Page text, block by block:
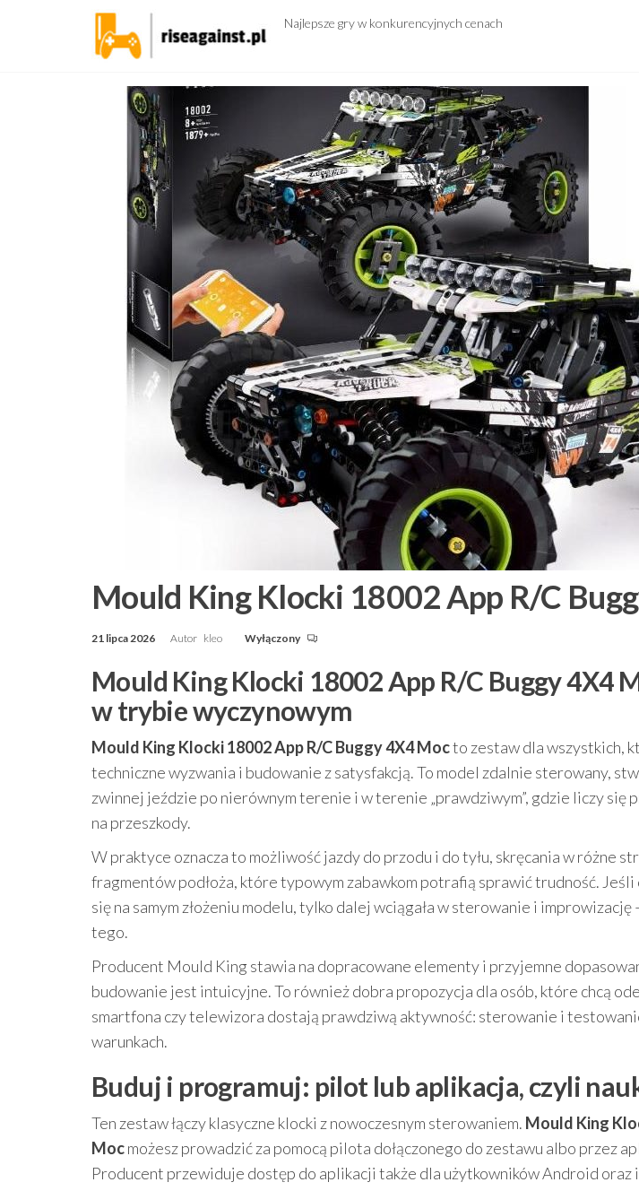
Najlepsze gry w konkurencyjnych cenach
Mould King Klocki 18002 App R/C
21 lipca 2026 Autor kleo Wyłączony
Mould King Klocki 18002 App R/C Buggy 4X4
w trybie wyczynowym
Mould King Klocki 18002 App R/C Buggy 4X4 Mocto zestaw dla wszystkich,
techniczne wyzwania i budowanie z satysfakcją. To model zdalnie sterowany,
zwinnej jeździe po nierównym terenie i w terenie „prawdziwym”, gdzie liczy się
na przeszkody.
W praktyce oznacza to możliwość jazdy do przodu i do tyłu, skręcania w różne
fragmentów podłoża, które typowym zabawkom potrafią sprawić trudność. Jeśli
się na samym złożeniu modelu, tylko dalej wciągała w sterowanie i
tego.
Producent Mould King stawia na dopracowane elementy i przyjemne
budowanie jest intuicyjne. To również dobra propozycja dla osób, które chcą
smartfona czy telewizora dostają prawdziwą aktywność: sterowanie i
warunkach.
Buduj i programuj: pilot lub aplikacja, czyli
Ten zestaw łączy klasyczne klocki z nowoczesnym sterowaniem. Mould King
Mocmożesz prowadzić za pomocą pilota dołączonego do zestawu albo przez
Producent przewiduje dostęp do aplikacji także dla użytkowników Android oraz